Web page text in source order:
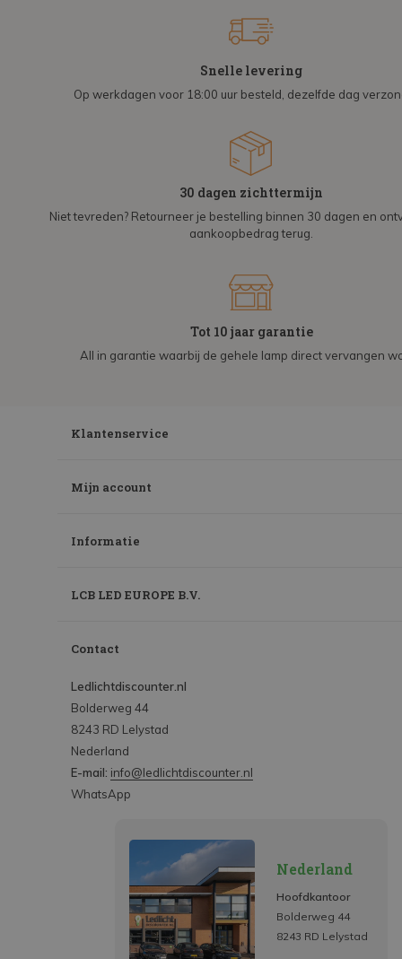
Snelle levering
Op werkdagen voor 18:00 uur besteld, dezelfde dag
30 dagen zichttermijn
Niet tevreden? Retourneer je bestelling binnen 30 dagen en
aankoopbedrag terug.
Tot 10 jaar garantie
All in garantie waarbij de gehele lamp direct vervangen
Klantenservice
Mijn account
Informatie
LCB LED EUROPE B.V.
Contact
Ledlichtdiscounter.nl
Bolderweg 44
8243 RD Lelystad
Nederland
E-mail: info@ledlichtdiscounter.nl
WhatsApp
Nederland
Hoofdkantoor
Bolderweg 44
8243 RD Lelystad